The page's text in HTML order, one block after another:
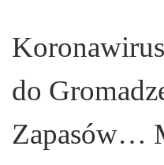
do
Zapasów…